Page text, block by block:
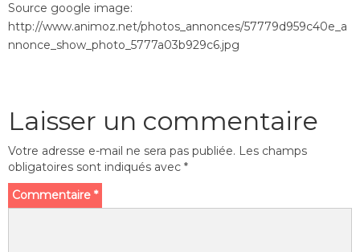
Source google image:
http://www.animoz.net/photos_annonces/57779d959c40e_a
nnonce_show_photo_5777a03b929c6.jpg
Laisser un commentaire
Votre adresse e-mail ne sera pas publiée. Les champs
obligatoires sont indiqués avec *
Commentaire *